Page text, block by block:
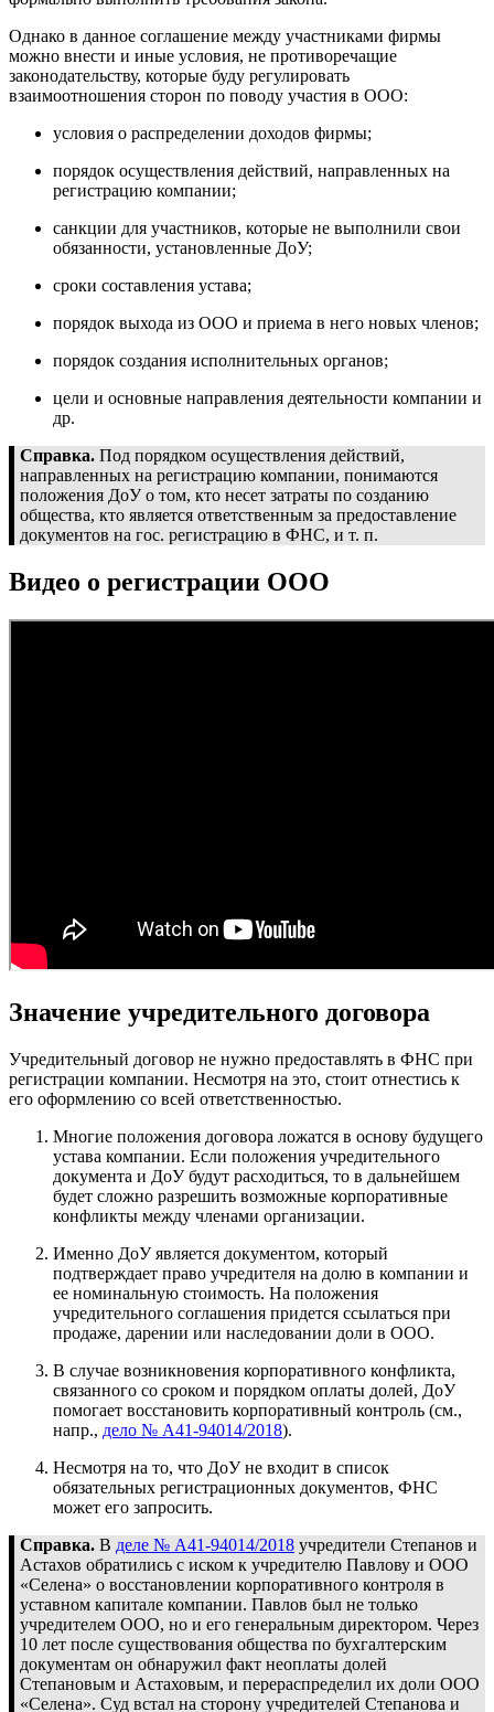
Однако в данное соглашение между участниками фирмы
можно внести и иные условия, не противоречащие
законодательству, которые буду регулировать
взаимоотношения сторон по поводу участия в ООО:
условия о распределении доходов фирмы;
порядок осуществления действий, направленных на
регистрацию компании;
санкции для участников, которые не выполнили свои
обязанности, установленные ДоУ;
сроки составления устава;
порядок выхода из ООО и приема в него новых членов;
порядок создания исполнительных органов;
цели и основные направления деятельности компании и
др.
Справка. Под порядком осуществления действий,
направленных на регистрацию компании, понимаются
положения ДоУ о том, кто несет затраты по созданию
общества, кто является ответственным за предоставление
документов на гос. регистрацию в ФНС, и т. п.
Видео о регистрации ООО
Значение учредительного договора
Учредительный договор не нужно предоставлять в ФНС при
регистрации компании. Несмотря на это, стоит отнестись к
его оформлению со всей ответственностью.
Многие положения договора ложатся в основу будущего
устава компании. Если положения учредительного
документа и ДоУ будут расходиться, то в дальнейшем
будет сложно разрешить возможные корпоративные
конфликты между членами организации.
Именно ДоУ является документом, который
подтверждает право учредителя на долю в компании и
ее номинальную стоимость. На положения
учредительного соглашения придется ссылаться при
продаже, дарении или наследовании доли в ООО.
В случае возникновения корпоративного конфликта,
связанного со сроком и порядком оплаты долей, ДоУ
помогает восстановить корпоративный контроль (см.,
напр., дело № А41-94014/2018).
Несмотря на то, что ДоУ не входит в список
обязательных регистрационных документов, ФНС
может его запросить.
Справка. В деле № А41-94014/2018 учредители Степанов и
Астахов обратились с иском к учредителю Павлову и ООО
«Селена» о восстановлении корпоративного контроля в
уставном капитале компании. Павлов был не только
учредителем ООО, но и его генеральным директором. Через
10 лет после существования общества по бухгалтерским
документам он обнаружил факт неоплаты долей
Степановым и Астаховым, и перераспределил их доли ООО
«Селена». Суд встал на сторону учредителей Степанова и